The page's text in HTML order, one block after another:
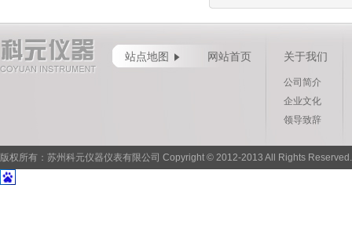
站点地图 网站首页 关于我们
公司简介
企业文化
领导致辞
版权所有：苏州科元仪器仪表有限公司 Copyright © 2012-2013 All Rights Reserved.